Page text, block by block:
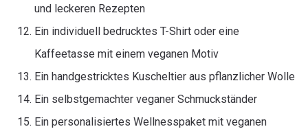
und leckeren Rezepten
Ein individuell bedrucktes T-Shirt oder eine
Kaffeetasse mit einem veganen Motiv
Ein handgestricktes Kuscheltier aus pflanzlicher Wolle
Ein selbstgemachter veganer Schmuckständer
Ein personalisiertes Wellnesspaket mit veganen